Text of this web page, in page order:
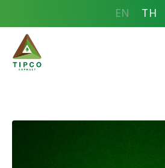
EN TH
กลุ่มบริษัททิปโ
ส่งกำลังใจ ถุงยัง
น้ำแร่ออร่า เพื่อพี่